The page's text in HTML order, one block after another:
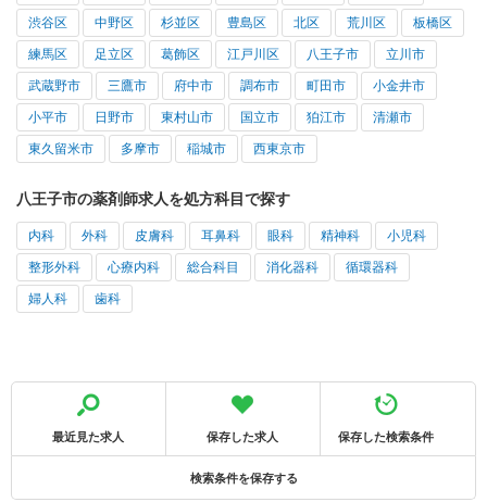
渋谷区 中野区 杉並区 豊島区 北区 荒川区 板橋区
練馬区 足立区 葛飾区 江戸川区 八王子市 立川市
武蔵野市 三鷹市 府中市 調布市 町田市 小金井市
小平市 日野市 東村山市 国立市 狛江市 清瀬市
東久留米市 多摩市 稲城市 西東京市
八王子市の薬剤師求人を処方科目で探す
内科 外科 皮膚科 耳鼻科 眼科 精神科 小児科
整形外科 心療内科 総合科目 消化器科 循環器科
婦人科 歯科
最近見た求人 保存した求人 保存した検索条件
検索条件を保存する